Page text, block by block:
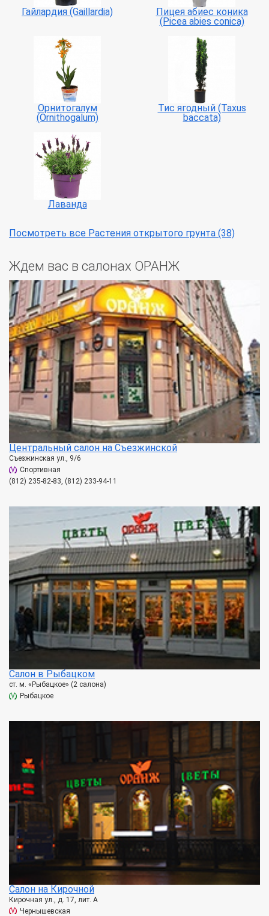
Гайлардия (Gaillardia)
Пицея абиес коника
(Picea abies conica)
Орнитогалум
(Ornithogalum)
Тис ягодный (Taxus
baccata)
Лаванда
Посмотреть все Растения открытого грунта (38)
Ждем вас в салонах ОРАНЖ
Центральный салон на Съезжинской
Съезжинская ул., 9/6
Спортивная
(812) 235-82-83, (812) 233-94-11
Салон в Рыбацком
ст. м. «Рыбацкое» (2 салона)
Рыбацкое
Салон на Кирочной
Кирочная ул., д. 17, лит. А
Чернышевская